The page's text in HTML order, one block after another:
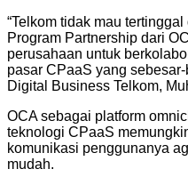
“Telkom tidak mau
Program Partnership dari
perusahaan untuk
pasar CPaaS yang
Digital Business Telkom,
OCA sebagai platform
teknologi CPaaS
komunikasi penggunanya
mudah.